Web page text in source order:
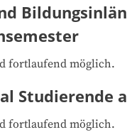
fortlaufend möglich.
Studierende
fortlaufend möglich.